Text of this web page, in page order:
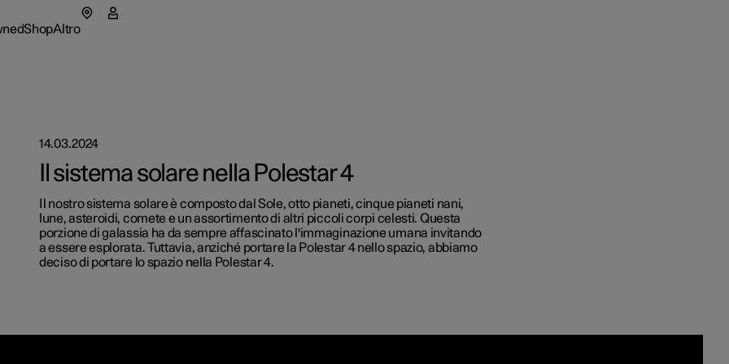
ShopAltro
disponibili
disponibili
disponibili
in una nuova finestra)
Parco auto e aziende
Come acquistare
Opzioni di finanziamento
su Polestar
14.03.2024
Il sistema solare nella Polestar 4
Il nostro sistema solare è composto dal Sole, otto pianeti, cinque pianeti nani,
lune, asteroidi, comete e un assortimento di altri piccoli corpi celesti. Questa
porzione di galassia ha da sempre affascinato l'immaginazione umana invitando
a essere esplorata. Tuttavia, anziché portare la Polestar 4 nello spazio, abbiamo
deciso di portare lo spazio nella Polestar 4.